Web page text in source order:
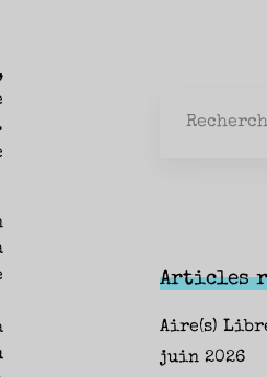
Articles
Aire(s)
juin 2026